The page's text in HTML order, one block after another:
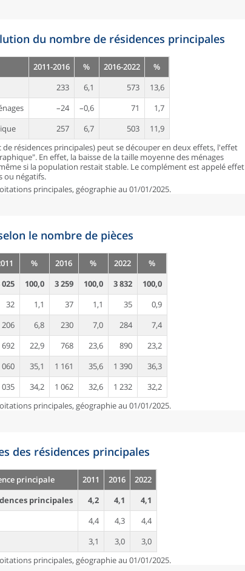
du nombre de résidences principales
2011-2016 % 2016-2022
%
233 6,1 573
13,6
–24 –0,6 71
1,7
257 6,7 503
11,9
résidences principales) peut se découper en deux effets, l'effet
En effet, la baisse de la taille moyenne des ménages
si la population restait stable. Le complément est appelé effet
ou négatifs.
principales, géographie au 01/01/2025.
le nombre de pièces
% 2016 % 2022
%
025 100,0 3 259 100,0 3 832
100,0
32 1,1 37 1,1 35
0,9
206 6,8 230 7,0 284
7,4
692 22,9 768 23,6 890
23,2
060 35,1 1 161 35,6 1 390
36,3
035 34,2 1 062 32,6 1 232
32,2
principales, géographie au 01/01/2025.
des résidences principales
principale 2011 2016
2022
principales
4,2 4,1
4,1
4,4 4,3
4,4
3,1 3,0
3,0
principales, géographie au 01/01/2025.